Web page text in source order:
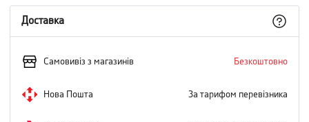
Доставка
Самовивіз з магазинів Безкоштовно
Нова Пошта За тарифом перевізника